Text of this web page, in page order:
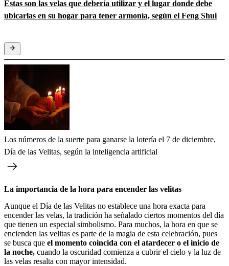
Estas son las velas que debería utilizar y el lugar donde debe
ubicarlas en su hogar para tener armonía, según el Feng Shui
Los números de la suerte para ganarse la lotería el 7 de diciembre,
Día de las Velitas, según la inteligencia artificial
La importancia de la hora para encender las velitas
Aunque el Día de las Velitas no establece una hora exacta para
encender las velas, la tradición ha señalado ciertos momentos del día
que tienen un especial simbolismo. Para muchos, la hora en que se
encienden las velitas es parte de la magia de esta celebración, pues
se busca que el momento coincida con el atardecer o el inicio de
la noche, cuando la oscuridad comienza a cubrir el cielo y la luz de
las velas resalta con mayor intensidad.